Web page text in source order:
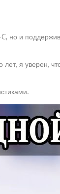
но и
я уверен,